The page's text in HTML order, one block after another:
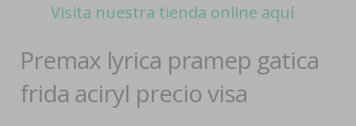
Visita nuestra tienda online aquí
Premax lyrica pramep gatica
frida aciryl precio visa